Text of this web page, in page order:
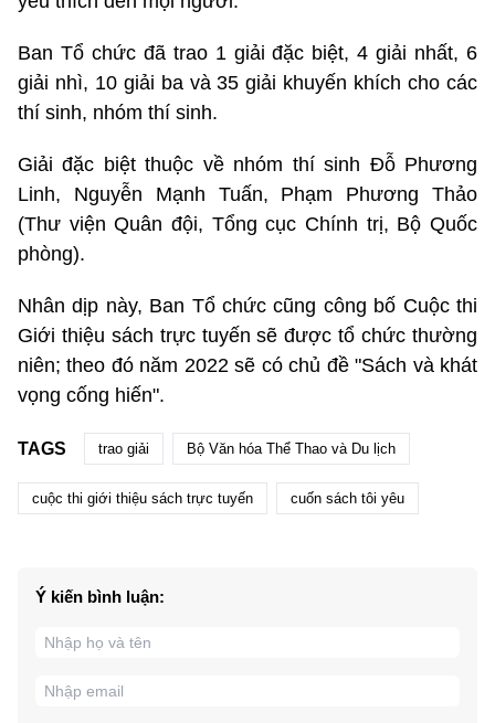
Ban Tổ chức đã trao 1 giải đặc biệt, 4 giải nhất, 6
giải nhì, 10 giải ba và 35 giải khuyến khích cho các
thí sinh, nhóm thí sinh.
Giải đặc biệt thuộc về nhóm thí sinh Đỗ Phương
Linh, Nguyễn Mạnh Tuấn, Phạm Phương Thảo
(Thư viện Quân đội, Tổng cục Chính trị, Bộ Quốc
phòng).
Nhân dịp này, Ban Tổ chức cũng công bố Cuộc thi
Giới thiệu sách trực tuyến sẽ được tổ chức thường
niên; theo đó năm 2022 sẽ có chủ đề "Sách và khát
vọng cống hiến".
TAGS trao giải Bộ Văn hóa Thể Thao và Du lịch
cuộc thi giới thiệu sách trực tuyến cuốn sách tôi yêu
Ý kiến bình luận: